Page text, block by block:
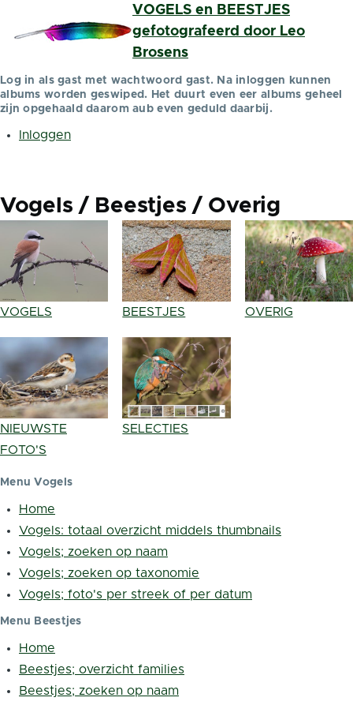
Overslaan en naar de inhoud gaan
VOGELS en BEESTJES
gefotografeerd door Leo
Brosens
Log in als gast met wachtwoord gast. Na inloggen kunnen
albums worden geswiped. Het duurt even eer albums geheel
zijn opgehaald daarom aub even geduld daarbij.
Gebruikersmenu
Inloggen
Vogels / Beestjes / Overig
VOGELS BEESTJES OVERIG
NIEUWSTE
FOTO'S
SELECTIES
Menu Vogels
Home
Vogels: totaal overzicht middels thumbnails
Vogels; zoeken op naam
Vogels; zoeken op taxonomie
Vogels; foto's per streek of per datum
Menu Beestjes
Home
Beestjes; overzicht families
Beestjes; zoeken op naam